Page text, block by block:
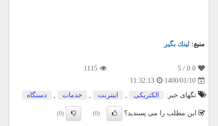
منبع: لینك بگیر
0.0
/ 5
1115
1400/01/10
11:32:13
تگهای خبر:
الكتریكی , اینترنت , خدمات , دستگاه
این مطلب را می پسندید؟ (0)
(0)